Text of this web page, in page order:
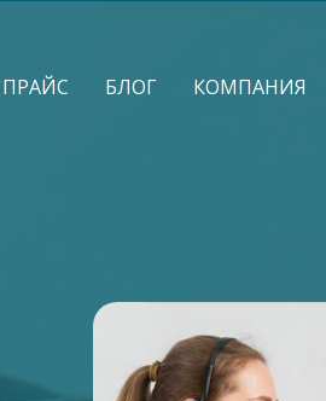
ПРАЙС БЛОГ КОМПАНИЯ